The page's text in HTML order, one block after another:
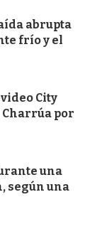
abrupta
frío y el
City
por
una
según una